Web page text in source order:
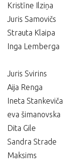
Kristīne Ilziņa
Juris Samovičs
Strauta Klaipa
Inga Lemberga
Juris Svirins
Aija Renga
Ineta Stankeviča
eva šimanovska
Dita Gile
Sandra Strade
Maksims